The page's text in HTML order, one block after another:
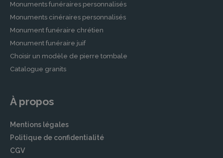
Monuments funéraires personnalisés
Monuments cinéraires personnalisés
Monument funéraire chrétien
Monument funéraire juif
Choisir un modèle de pierre tombale
Catalogue granits
À propos
Mentions légales
Politique de confidentialité
CGV